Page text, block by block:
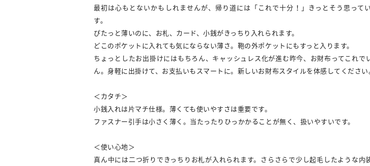
最初は心もとないかもしれませんが、帰り道には「これで十分！」きっとそう思って
す。
ぴたっと薄いのに、お札、カード、小銭がきっちり入れられます。
どこのポケットに入れても気にならない薄さ。鞄の外ポケットにもすっと入ります。
ちょっとしたお出掛けにはもちろん、キャッシュレス化が進む昨今、お財布ってこれで
ん。身軽に出掛けて、お支払いもスマートに。新しいお財布スタイルを体感してください
＜カタチ＞
小銭入れは片マチ仕様。薄くても使いやすさは重要です。
ファスナー引手は小さく薄く。当たったりひっかかることが無く、扱いやすいです。
＜使い心地＞
真ん中には二つ折りできっちりお札が入れられます。さらさらで少し起毛したような内